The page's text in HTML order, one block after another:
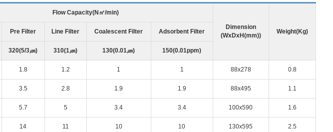
Flow Capacity(N㎥/min)
Dimension
(WxDxH(mm))
Weight(Kg)
Pre Filter Line Filter Coalescent Filter Adsorbent Filter
320(5/3㎛) 310(1㎛) 130(0.01㎛) 150(0.01ppm)
1.8 1.2 1 1 88x278 0.8
3.5 2.8 1.9 1.9 88x495 1.1
5.7 5 3.4 3.4 100x590 1.6
14 11 10 10 130x595 2.5